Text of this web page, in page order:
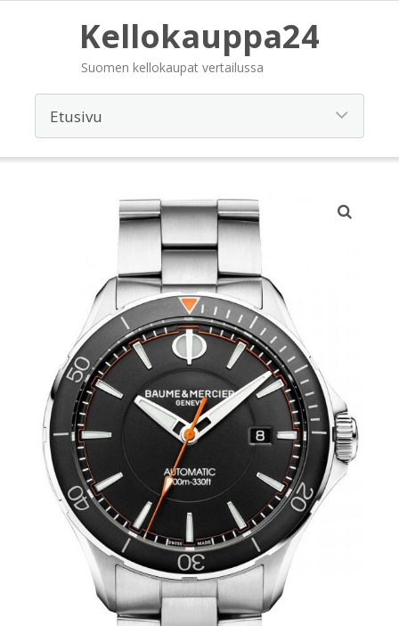
Kellokauppa24
Suomen kellokaupat vertailussa